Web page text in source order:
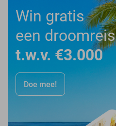
Win gratis
een droomreis
t.w.v. €3.000
Doe mee!